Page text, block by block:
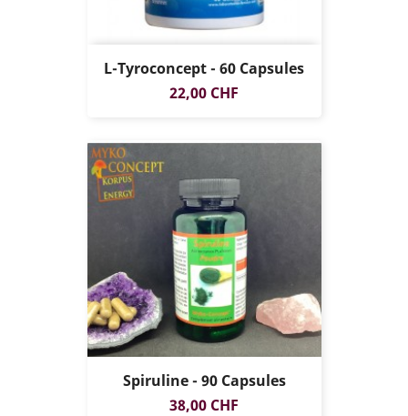
L-Tyroconcept - 60 Capsules
Prix
22,00 CHF
Spiruline - 90 Capsules
Prix
38,00 CHF